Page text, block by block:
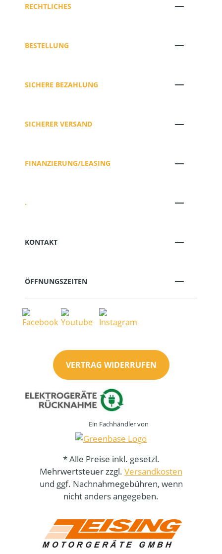
RECHTLICHES
BESTELLUNG
SICHERE BEZAHLUNG
SICHERER VERSAND
FINANZIERUNG/LEASING
.
KONTAKT
ÖFFNUNGSZEITEN
VERTRAG WIDERRUFEN
Ein Fachhändler von
* Alle Preise inkl. gesetzl.
Mehrwertsteuer zzgl. Versandkosten
und ggf. Nachnahmegebühren, wenn
nicht anders angegeben.